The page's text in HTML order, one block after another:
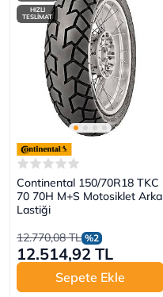
HIZLI
TESLİMAT
Continental 150/70R18 TKC
70 70H M+S Motosiklet Arka
Lastiği
12.770,08 TL %2
12.514,92 TL
Sepete Ekle